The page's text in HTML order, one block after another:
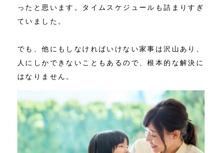
ったと思います。タイムスケジュールも詰まりすぎ
ていました。
でも、他にもしなければいけない家事は沢山あり、
人にしかできないこともあるので、根本的な解決に
はなりません。